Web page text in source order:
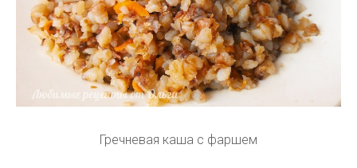
Гречневая каша с фаршем